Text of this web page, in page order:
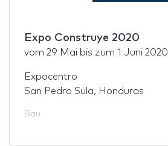
Expo Construye 2020
vom 29 Mai bis zum 1 Juni 2020
Expocentro
San Pedro Sula, Honduras
Bau